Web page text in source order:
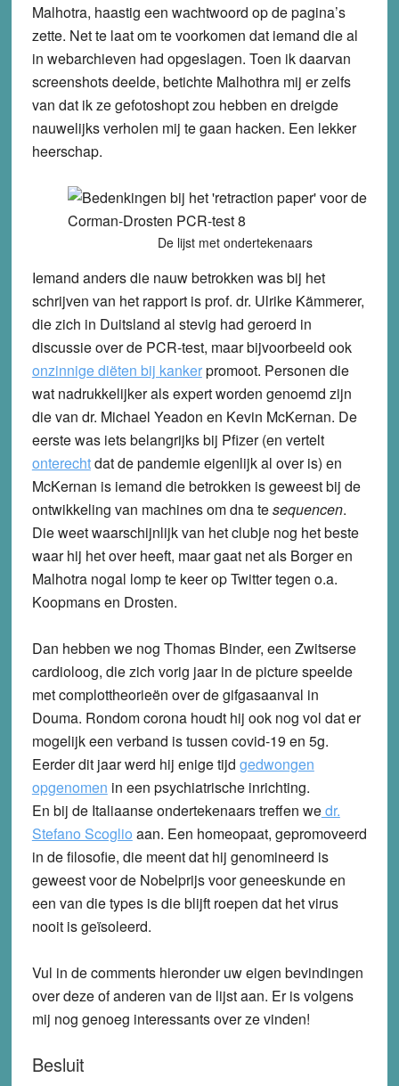
Malhotra, haastig een wachtwoord op de pagina’s
zette. Net te laat om te voorkomen dat iemand die al
in webarchieven had opgeslagen. Toen ik daarvan
screenshots deelde, betichte Malhothra mij er zelfs
van dat ik ze gefotoshopt zou hebben en dreigde
nauwelijks verholen mij te gaan hacken. Een lekker
heerschap.
De lijst met ondertekenaars
Iemand anders die nauw betrokken was bij het
schrijven van het rapport is prof. dr. Ulrike Kämmerer,
die zich in Duitsland al stevig had geroerd in
discussie over de PCR-test, maar bijvoorbeeld ook
onzinnige diëten bij kankerpromoot. Personen die
wat nadrukkelijker als expert worden genoemd zijn
die van dr. Michael Yeadon en Kevin McKernan. De
eerste was iets belangrijks bij Pfizer (en vertelt
onterechtdat de pandemie eigenlijk al over is) en
McKernan is iemand die betrokken is geweest bij de
ontwikkeling van machines om dna tesequencen.
Die weet waarschijnlijk van het clubje nog het beste
waar hij het over heeft, maar gaat net als Borger en
Malhotra nogal lomp te keer op Twitter tegen o.a.
Koopmans en Drosten.
Dan hebben we nog Thomas Binder, een Zwitserse
cardioloog, die zich vorig jaar in de picture speelde
met complottheorieën over de gifgasaanval in
Douma. Rondom corona houdt hij ook nog vol dat er
mogelijk een verband is tussen covid-19 en 5g.
Eerder dit jaar werd hij enige tijd gedwongen
opgenomen in een psychiatrische inrichting.
En bij de Italiaanse ondertekenaars treffen wedr.
Stefano Scoglio aan. Een homeopaat, gepromoveerd
in de filosofie, die meent dat hij genomineerd is
geweest voor de Nobelprijs voor geneeskunde en
een van die types is die blijft roepen dat het virus
nooit is geïsoleerd.
Vul in de comments hieronder uw eigen bevindingen
over deze of anderen van de lijst aan. Er is volgens
mij nog genoeg interessants over ze vinden!
Besluit